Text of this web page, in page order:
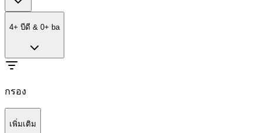
4+ บีดี & 0+ ba
กรอง
เพิ่มเติม